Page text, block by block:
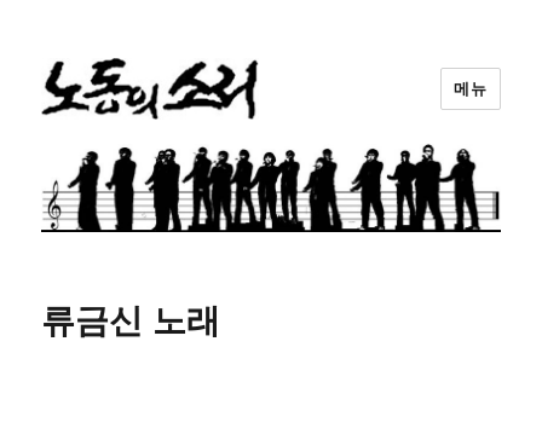
노동의소리
메뉴
류금신 노래